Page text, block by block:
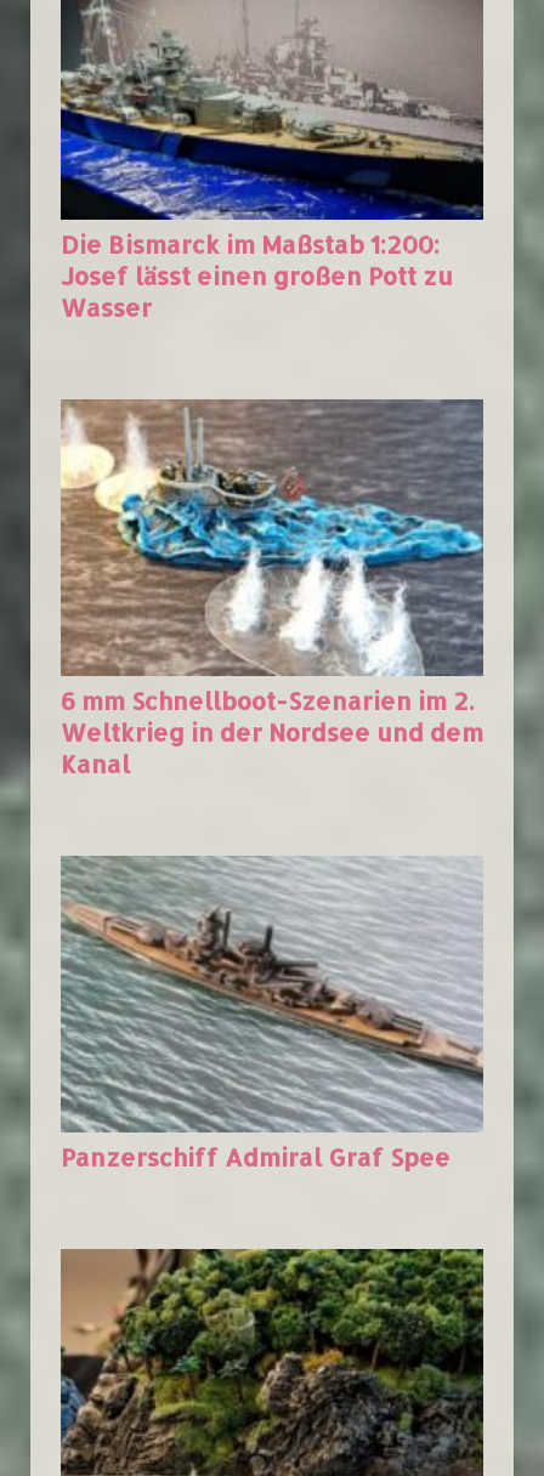
Die Bismarck im Maßstab 1:200:
Josef lässt einen großen Pott zu
Wasser
6 mm Schnellboot-Szenarien im 2.
Weltkrieg in der Nordsee und dem
Kanal
Panzerschiff Admiral Graf Spee